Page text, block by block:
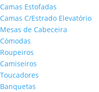
Camas Estofadas
Camas C/Estrado Elevatório
Mesas de Cabeceira
Cómodas
Roupeiros
Camiseiros
Toucadores
Banquetas